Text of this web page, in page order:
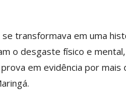
transformava em uma
o desgaste físico e mental,
em evidência por mais